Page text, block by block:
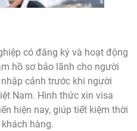
có đăng ký và hoạt động
hồ sơ bảo lãnh cho người
cảnh trước khi người
Nam. Hình thức xin visa
hiện nay, giúp tiết kiệm thời
hàng.